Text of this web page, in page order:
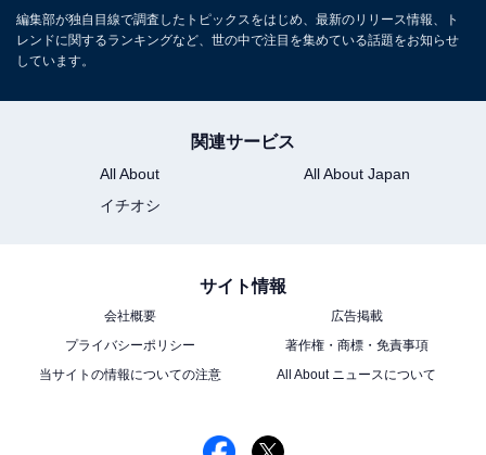
編集部が独自目線で調査したトピックスをはじめ、最新のリリース情報、ト
レンドに関するランキングなど、世の中で注目を集めている話題をお知らせ
しています。
関連サービス
All About
All About Japan
イチオシ
サイト情報
会社概要
広告掲載
プライバシーポリシー
著作権・商標・免責事項
当サイトの情報についての注意
All About ニュースについて